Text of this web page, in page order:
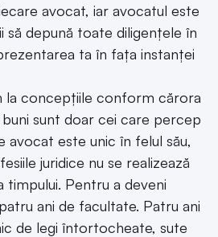
avocat, iar avocatul este
depună toate diligențele în
ta în fața instanței
la concepțiile conform cărora
sunt doar cei care percep
avocat este unic în felul său,
juridice nu se realizează
Pentru a deveni
ani de facultate. Patru ani
de legi întortocheate, sute